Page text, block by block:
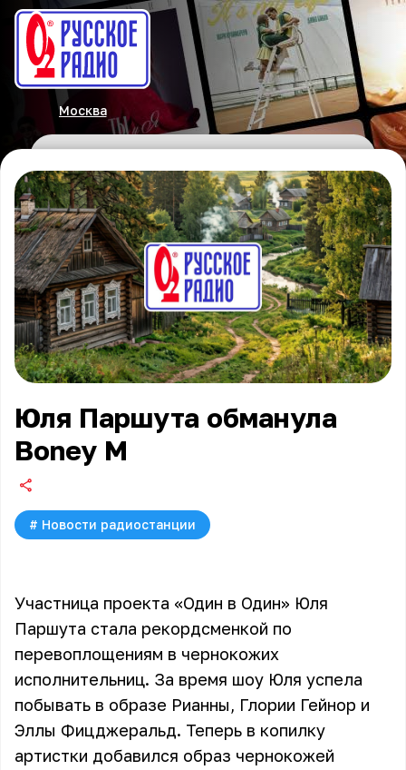
Москва
Юля Паршута обманула
Boney M
# Новости радиостанции
Участница проекта «Один в Один» Юля
Паршута стала рекордсменкой по
перевоплощениям в чернокожих
исполнительниц. За время шоу Юля успела
побывать в образе Рианны, Глории Гейнор и
Эллы Фицджеральд. Теперь в копилку
артистки добавился образ чернокожей